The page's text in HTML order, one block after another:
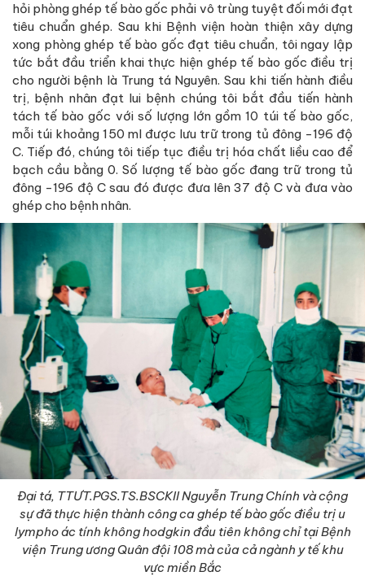
hỏi phòng ghép tế bào gốc phải vô trùng tuyệt đối mới đạt
tiêu chuẩn ghép. Sau khi Bệnh viện hoàn thiện xây dựng
xong phòng ghép tế bào gốc đạt tiêu chuẩn, tôi ngay lập
tức bắt đầu triển khai thực hiện ghép tế bào gốc điều trị
cho người bệnh là Trung tá Nguyên. Sau khi tiến hành điều
trị, bệnh nhân đạt lui bệnh chúng tôi bắt đầu tiến hành
tách tế bào gốc với số lượng lớn gồm 10 túi tế bào gốc,
mỗi túi khoảng 150 ml được lưu trữ trong tủ đông -196 độ
C. Tiếp đó, chúng tôi tiếp tục điều trị hóa chất liều cao để
bạch cầu bằng 0. Số lượng tế bào gốc đang trữ trong tủ
đông -196 độ C sau đó được đưa lên 37 độ C và đưa vào
ghép cho bệnh nhân.
Đại tá, TTƯT.PGS.TS.BSCKII Nguyễn Trung Chính và cộng
sự đã thực hiện thành công ca ghép tế bào gốc điều trị u
lympho ác tính không hodgkin đầu tiên không chỉ tại Bệnh
viện Trung ương Quân đội 108 mà của cả ngành y tế khu
vực miền Bắc